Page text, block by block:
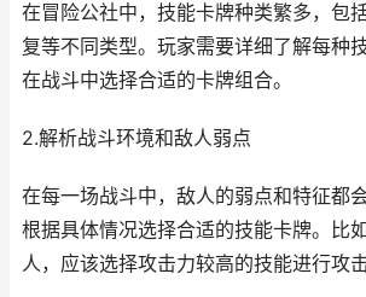
在冒险公社中，技能卡牌种类繁多，包
复等不同类型。玩家需要详细了解每种
在战斗中选择合适的卡牌组合。
2.解析战斗环境和敌人弱点
在每一场战斗中，敌人的弱点和特征都
根据具体情况选择合适的技能卡牌。比
人，应该选择攻击力较高的技能进行攻击